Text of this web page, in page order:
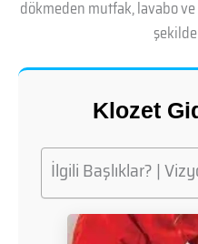
dökmeden mutfak, lavabo ve
Klozet
İlgili Başlıklar? |